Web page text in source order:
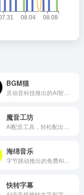
BGM猫
魔音工坊
海绵音乐
快转字幕